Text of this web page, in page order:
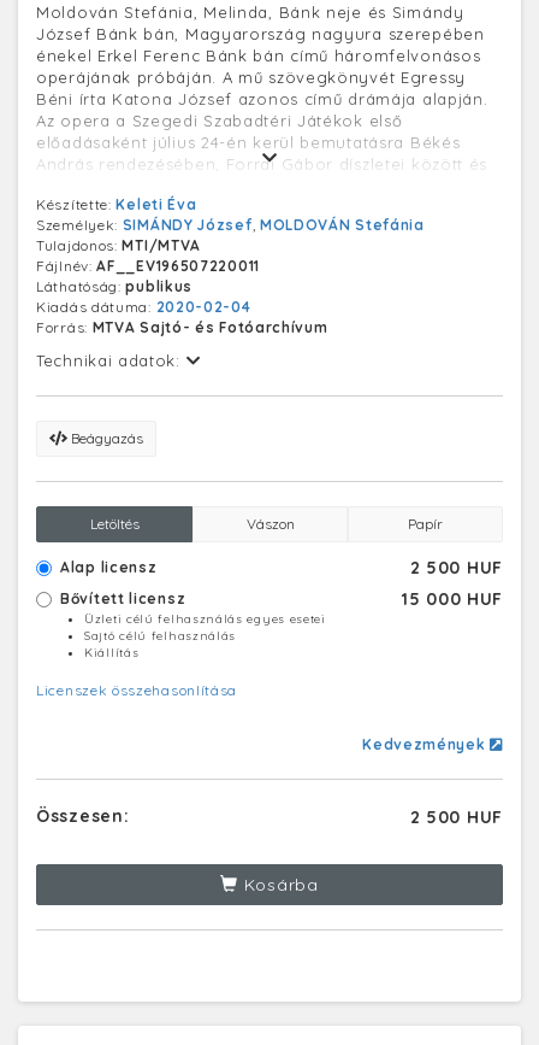
Moldován Stefánia, Melinda, Bánk neje és Simándy
József Bánk bán, Magyarország nagyura szerepében
énekel Erkel Ferenc Bánk bán című háromfelvonásos
operájának próbáján. A mű szövegkönyvét Egressy
Béni írta Katona József azonos című drámája alapján.
Az opera a Szegedi Szabadtéri Játékok első
előadásaként július 24-én kerül bemutatásra Békés
András rendezésében, Forrai Gábor díszletei között és
Készítette:Keleti Éva
Személyek: SIMÁNDY József MOLDOVÁN Stefánia
Tulajdonos:MTI/MTVA
Fájlnév:AF__EV196507220011
Láthatóság:publikus
Kiadás dátuma: 2020-02-04
Forrás: MTVA Sajtó- és Fotóarchívum
Technikai adatok:
Beágyazás
Letöltés Vászon Papír
Alap licensz 2 500 HUF
Bővített licensz 15 000 HUF
Üzleti célú felhasználás egyes esetei
Sajtó célú felhasználás
Kiállítás
Licenszek összehasonlítása
Kedvezmények
Összesen: 2 500 HUF
Kosárba